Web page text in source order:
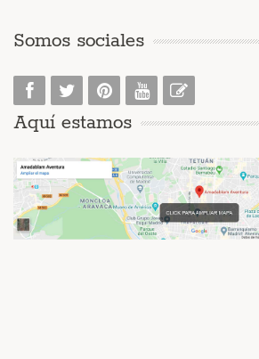
Somos sociales
Aquí estamos